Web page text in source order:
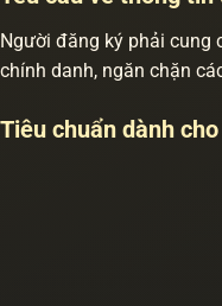
Người đăng ký phải cung
chính danh, ngăn chặn
Tiêu chuẩn dành